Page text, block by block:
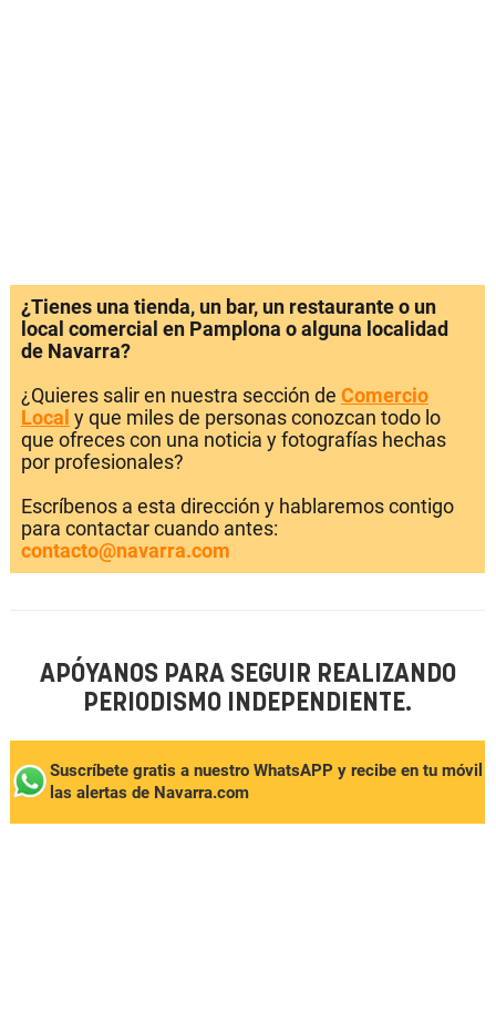
¿Tienes una tienda, un bar, un restaurante o un
local comercial en Pamplona o alguna localidad
de Navarra?
¿Quieres salir en nuestra sección de Comercio
Local y que miles de personas conozcan todo lo
que ofreces con una noticia y fotografías hechas
por profesionales?
Escríbenos a esta dirección y hablaremos contigo
para contactar cuando antes:
contacto@navarra.com
APÓYANOS PARA SEGUIR REALIZANDO
PERIODISMO INDEPENDIENTE.
Suscríbete gratis a nuestro WhatsAPP y recibe en tu móvil
las alertas de Navarra.com